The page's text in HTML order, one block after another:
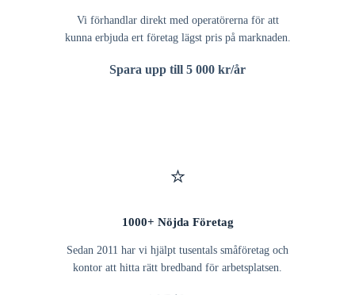
Vi förhandlar direkt med operatörerna för att
kunna erbjuda ert företag lägst pris på marknaden.
Spara upp till 5 000 kr/år
⭐
1000+ Nöjda Företag
Sedan 2011 har vi hjälpt tusentals småföretag och
kontor att hitta rätt bredband för arbetsplatsen.